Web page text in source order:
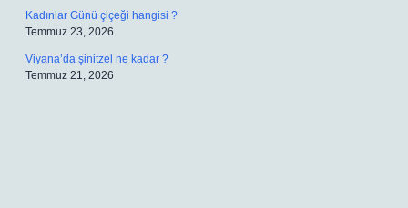
Kadınlar Günü çiçeği hangisi ?
Temmuz 23, 2026
Viyana’da şinitzel ne kadar ?
Temmuz 21, 2026